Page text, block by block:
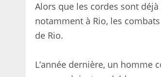
Alors que les cordes sont
notamment à Rio, les
de Rio.
L’année dernière, un homme